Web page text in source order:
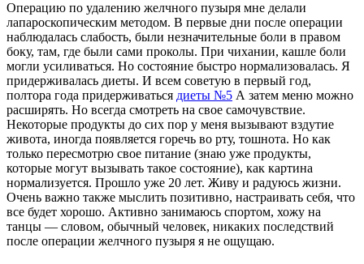
Операцию по удалению желчного пузыря мне делали
лапароскопическим методом. В первые дни после операции
наблюдалась слабость, были незначительные боли в правом
боку, там, где были сами проколы. При чихании, кашле боли
могли усиливаться. Но состояние быстро нормализовалась. Я
придерживалась диеты. И всем советую в первый год,
полтора года придерживаться диеты №5 А затем меню можно
расширять. Но всегда смотреть на свое самочувствие.
Некоторые продукты до сих пор у меня вызывают вздутие
живота, иногда появляется горечь во рту, тошнота. Но как
только пересмотрю свое питание (знаю уже продукты,
которые могут вызывать такое состояние), как картина
нормализуется. Прошло уже 20 лет. Живу и радуюсь жизни.
Очень важно также мыслить позитивно, настраивать себя, что
все будет хорошо. Активно занимаюсь спортом, хожу на
танцы — словом, обычный человек, никаких последствий
после операции желчного пузыря я не ощущаю.